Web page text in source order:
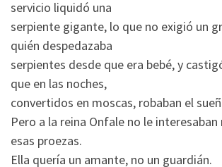
servicio liquidó una
serpiente gigante, lo que no exigió un
quién despedazaba
serpientes desde que era bebé, y
que en las noches,
convertidos en moscas, robaban el
Pero a la reina Onfale no le
esas proezas.
Ella quería un amante, no un guardián.